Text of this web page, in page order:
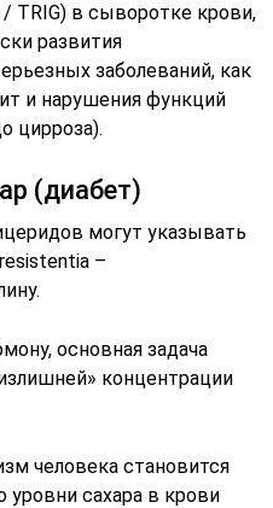
TRIG) в сыворотке крови,
развития
заболеваний, как
и нарушения функций
цирроза).
(диабет)
могут указывать
–
основная задача
концентрации
человека становится
уровни сахара в крови